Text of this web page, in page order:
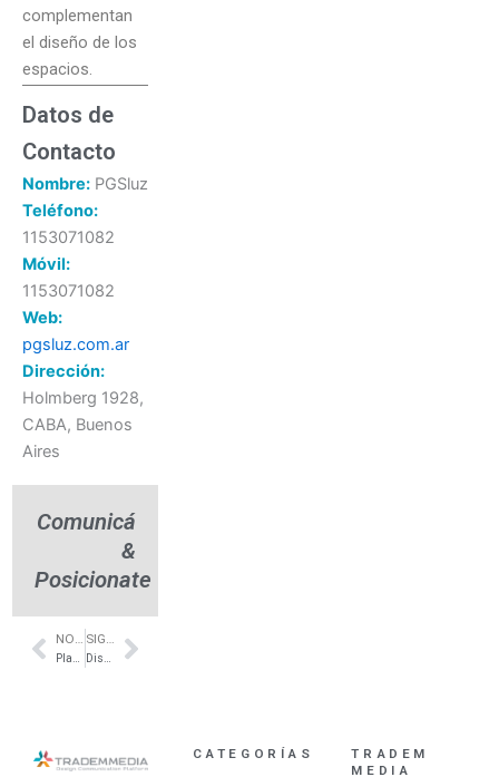
complementan
el diseño de los
espacios.
Datos de
Contacto
Nombre: PGSluz
Teléfono:
1153071082
Móvil:
1153071082
Web:
pgsluz.com.ar
Dirección:
Holmberg 1928,
CABA, Buenos
Aires
Comunicá
&
Posicionate
Prev
NOTA ANTERIOR
Placas Fonoabsorbentes – Baffles 2.0- Zona Norte – Fonac
SIGUIENTE NOTA
Diseño de baño público – IDEAR – La Plata – Arq. Silvana Paje Next
CATEGORÍAS
TRADEM
MEDIA